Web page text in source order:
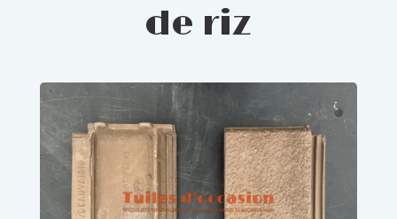
de riz